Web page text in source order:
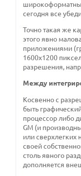
сегодня все
Точно такая же
этого явно
приложениями
1600х1200
разрешения,
Между
Косвенно с
быть
процессор либо
GM (и
или сверхлегких
своей
столь явного
дополняется